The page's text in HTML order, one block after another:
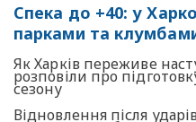
Спека до +40: у
парками та
Як Харків переживе
розповіли про
сезону
Відновлення після